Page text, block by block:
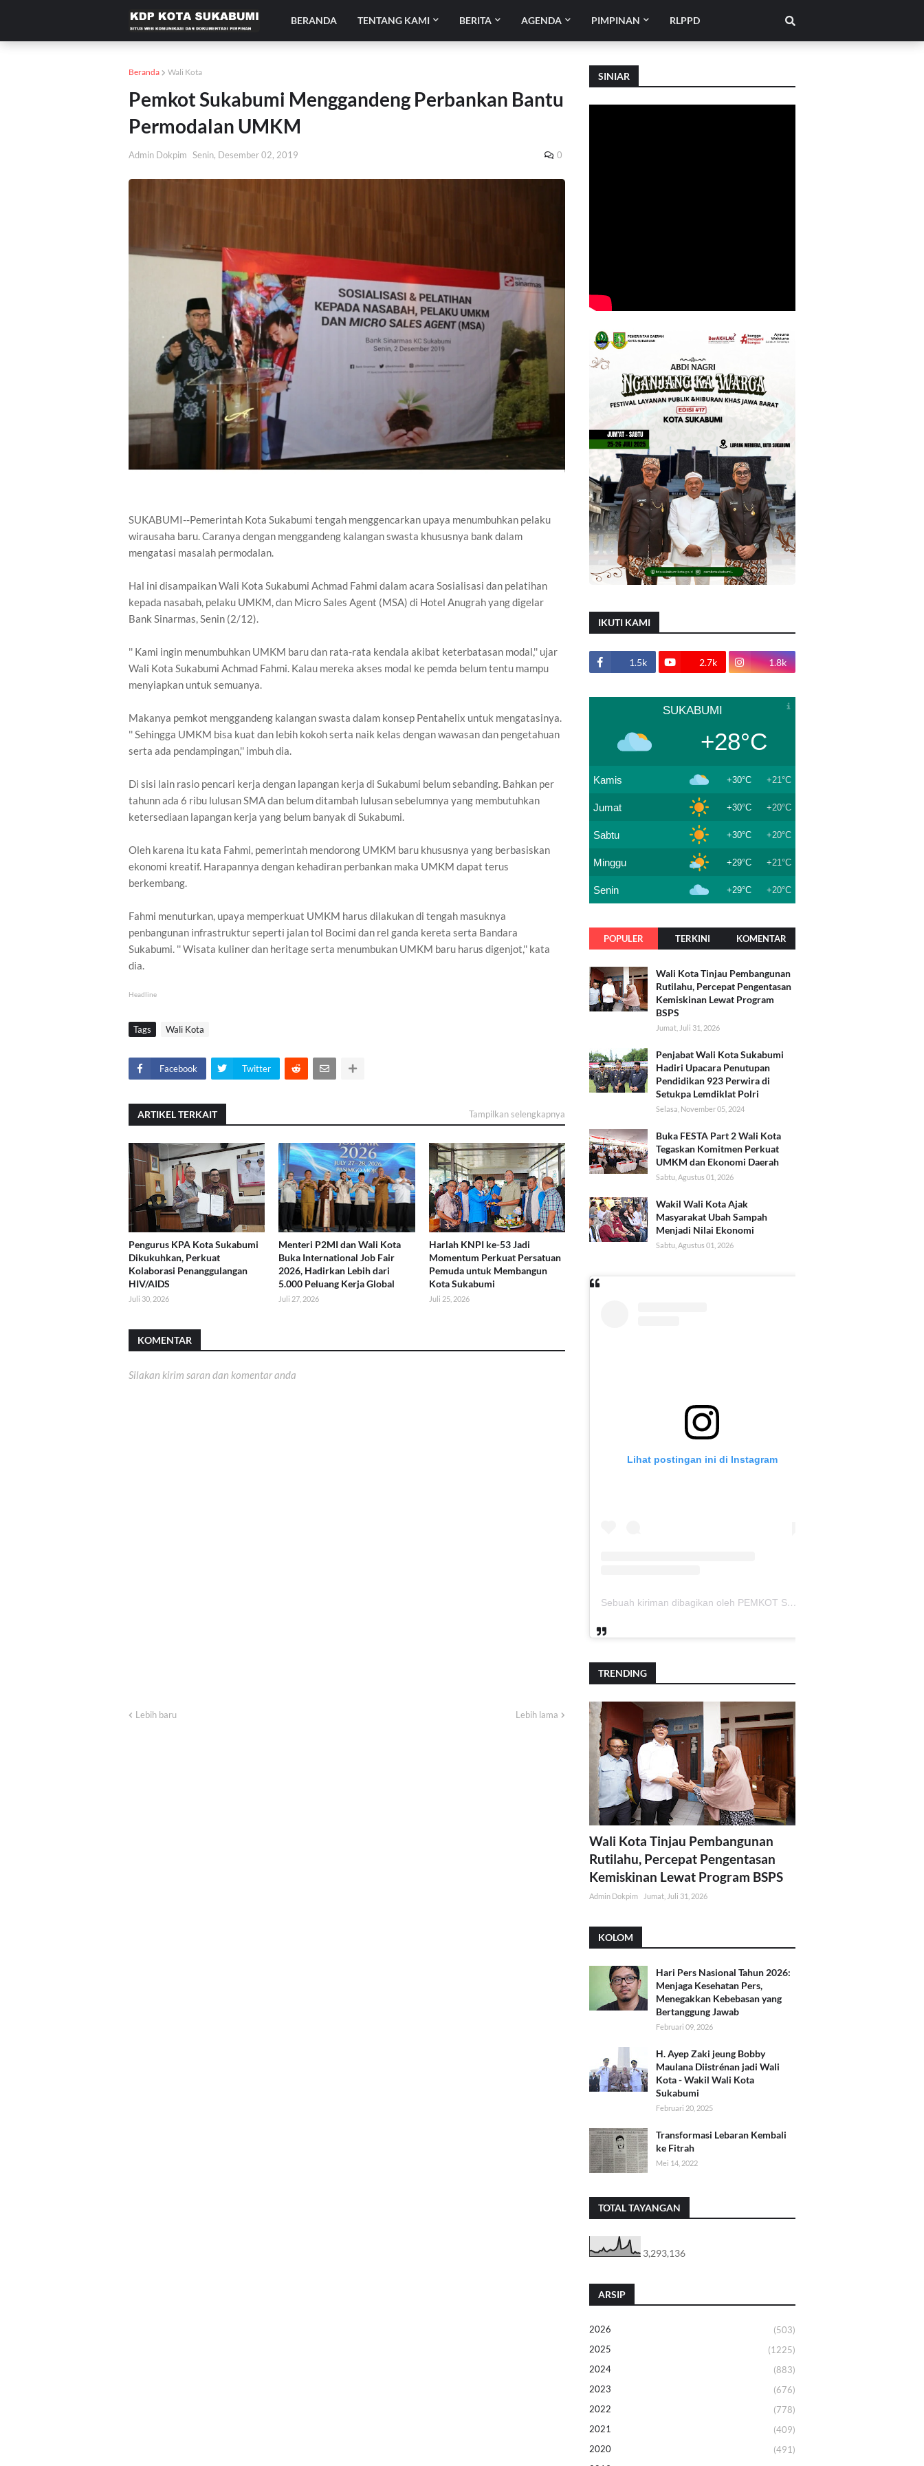
BERANDA TENTANG KAMI BERITA AGENDA PIMPINAN RLPPD
Beranda Wali Kota
Pemkot Sukabumi Menggandeng Perbankan Bantu
Permodalan UMKM
Admin Dokpim Senin, Desember 02, 2019 0
SUKABUMI--Pemerintah Kota Sukabumi tengah menggencarkan upaya menumbuhkan pelaku
wirausaha baru. Caranya dengan menggandeng kalangan swasta khususnya bank dalam
mengatasi masalah permodalan.
Hal ini disampaikan Wali Kota Sukabumi Achmad Fahmi dalam acara Sosialisasi dan pelatihan
kepada nasabah, pelaku UMKM, dan Micro Sales Agent (MSA) di Hotel Anugrah yang digelar
Bank Sinarmas, Senin (2/12).
'' Kami ingin menumbuhkan UMKM baru dan rata-rata kendala akibat keterbatasan modal,'' ujar
Wali Kota Sukabumi Achmad Fahmi. Kalau mereka akses modal ke pemda belum tentu mampu
menyiapkan untuk semuanya.
Makanya pemkot menggandeng kalangan swasta dalam konsep Pentahelix untuk mengatasinya.
'' Sehingga UMKM bisa kuat dan lebih kokoh serta naik kelas dengan wawasan dan pengetahuan
serta ada pendampingan,'' imbuh dia.
Di sisi lain rasio pencari kerja dengan lapangan kerja di Sukabumi belum sebanding. Bahkan per
tahunn ada 6 ribu lulusan SMA dan belum ditambah lulusan sebelumnya yang membutuhkan
ketersediaan lapangan kerja yang belum banyak di Sukabumi.
Oleh karena itu kata Fahmi, pemerintah mendorong UMKM baru khususnya yang berbasiskan
ekonomi kreatif. Harapannya dengan kehadiran perbankan maka UMKM dapat terus
berkembang.
Fahmi menuturkan, upaya memperkuat UMKM harus dilakukan di tengah masuknya
penbangunan infrastruktur seperti jalan tol Bocimi dan rel ganda kereta serta Bandara
Sukabumi. '' Wisata kuliner dan heritage serta menumbukan UMKM baru harus digenjot,'' kata
dia.
Headline
Tags Wali Kota
Facebook Twitter
ARTIKEL TERKAIT Tampilkan selengkapnya
Pengurus KPA Kota Sukabumi
Dikukuhkan, Perkuat
Kolaborasi Penanggulangan
HIV/AIDS
Juli 30, 2026
Menteri P2MI dan Wali Kota
Buka International Job Fair
2026, Hadirkan Lebih dari
5.000 Peluang Kerja Global
Juli 27, 2026
Harlah KNPI ke-53 Jadi
Momentum Perkuat Persatuan
Pemuda untuk Membangun
Kota Sukabumi
Juli 25, 2026
KOMENTAR
Silakan kirim saran dan komentar anda
Lebih baru Lebih lama
SINIAR
IKUTI KAMI
1.5k 2.7k 1.8k
SUKABUMI
+28°C
Kamis +30°C +21°C
Jumat +30°C +20°C
Sabtu +30°C +20°C
Minggu +29°C +21°C
Senin +29°C +20°C
POPULER TERKINI KOMENTAR
Wali Kota Tinjau Pembangunan
Rutilahu, Percepat Pengentasan
Kemiskinan Lewat Program
BSPS
Jumat, Juli 31, 2026
Penjabat Wali Kota Sukabumi
Hadiri Upacara Penutupan
Pendidikan 923 Perwira di
Setukpa Lemdiklat Polri
Selasa, November 05, 2024
Buka FESTA Part 2 Wali Kota
Tegaskan Komitmen Perkuat
UMKM dan Ekonomi Daerah
Sabtu, Agustus 01, 2026
Wakil Wali Kota Ajak
Masyarakat Ubah Sampah
Menjadi Nilai Ekonomi
Sabtu, Agustus 01, 2026
Lihat postingan ini di Instagram
Sebuah kiriman dibagikan oleh PEMKOT SUKABUMI (@pemkotsukabumi_)
TRENDING
Wali Kota Tinjau Pembangunan
Rutilahu, Percepat Pengentasan
Kemiskinan Lewat Program BSPS
Admin Dokpim Jumat, Juli 31, 2026
KOLOM
Hari Pers Nasional Tahun 2026:
Menjaga Kesehatan Pers,
Menegakkan Kebebasan yang
Bertanggung Jawab
Februari 09, 2026
H. Ayep Zaki jeung Bobby
Maulana Diistrénan jadi Wali
Kota - Wakil Wali Kota
Sukabumi
Februari 20, 2025
Transformasi Lebaran Kembali
ke Fitrah
Mei 14, 2022
TOTAL TAYANGAN
3,293,136
ARSIP
2026
(503)
2025
(1225)
2024
(883)
2023
(676)
2022
(778)
2021
(409)
2020
(491)